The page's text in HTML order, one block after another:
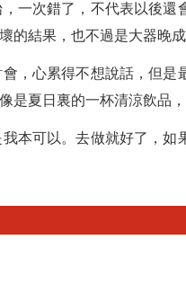
一次錯了，不代表以後還
的結果，也不過是大器晚
，心累得不想說話，但是
夏日裏的一杯清涼飲品，
本可以。去做就好了，如